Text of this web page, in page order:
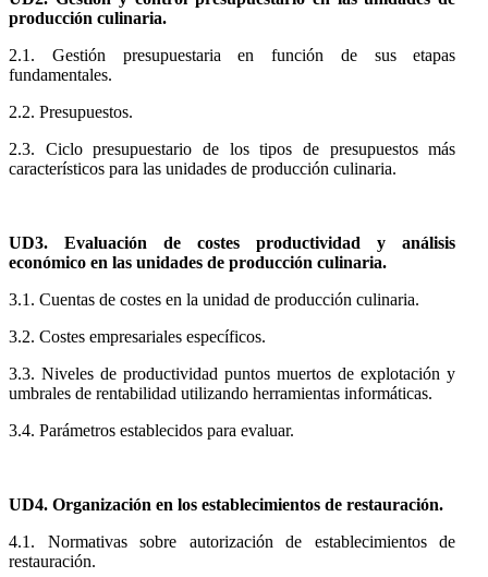
producción culinaria.
2.1. Gestión presupuestaria en función de sus etapas
fundamentales.
2.2. Presupuestos.
2.3. Ciclo presupuestario de los tipos de presupuestos más
característicos para las unidades de producción culinaria.
UD3. Evaluación de costes productividad y análisis
económico en las unidades de producción culinaria.
3.1. Cuentas de costes en la unidad de producción culinaria.
3.2. Costes empresariales específicos.
3.3. Niveles de productividad puntos muertos de explotación y
umbrales de rentabilidad utilizando herramientas informáticas.
3.4. Parámetros establecidos para evaluar.
UD4. Organización en los establecimientos de restauración.
4.1. Normativas sobre autorización de establecimientos de
restauración.